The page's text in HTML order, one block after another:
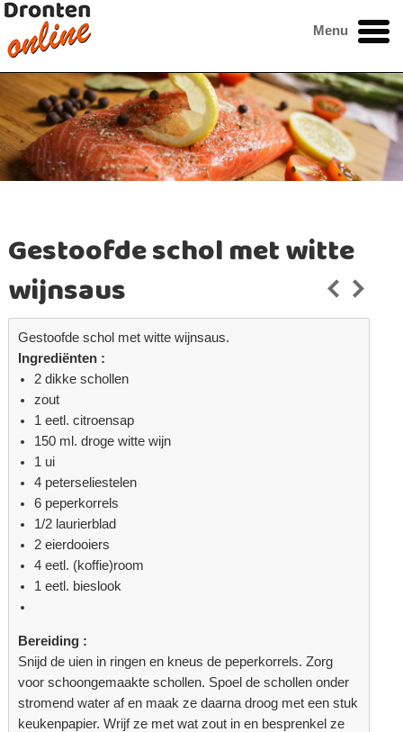
Menu
Gestoofde schol met witte
wijnsaus
Gestoofde schol met witte wijnsaus.
Ingrediënten :
2 dikke schollen
zout
1 eetl. citroensap
150 ml. droge witte wijn
1 ui
4 peterseliestelen
6 peperkorrels
1/2 laurierblad
2 eierdooiers
4 eetl. (koffie)room
1 eetl. bieslook
Bereiding :
Snijd de uien in ringen en kneus de peperkorrels. Zorg
voor schoongemaakte schollen. Spoel de schollen onder
stromend water af en maak ze daarna droog met een stuk
keukenpapier. Wrijf ze met wat zout in en besprenkel ze